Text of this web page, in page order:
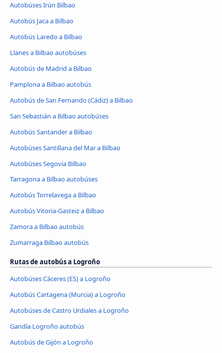
Autobúses Irún Bilbao
Autobús Jaca a Bilbao
Autobús Laredo a Bilbao
Llanes a Bilbao autobúses
Autobús de Madrid a Bilbao
Pamplona a Bilbao autobús
Autobús de San Fernando (Cádiz) a Bilbao
San Sebastián a Bilbao autobúses
Autobús Santander a Bilbao
Autobúses Santillana del Mar a Bilbao
Autobúses Segovia Bilbao
Tarragona a Bilbao autobúses
Autobús Torrelavega a Bilbao
Autobús Vitoria-Gasteiz a Bilbao
Zamora a Bilbao autobús
Zumarraga Bilbao autobús
Rutas de autobús a Logroño
Autobúses Cáceres‎‎ (ES) a Logroño
Autobús Cartagena (Murcia) a Logroño
Autobúses de Castro Urdiales a Logroño
Gandía Logroño autobús
Autobús de Gijón a Logroño